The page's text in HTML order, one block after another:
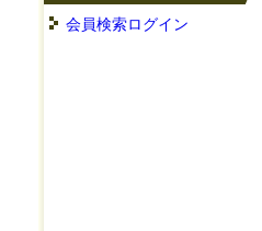
会員検索ログイン